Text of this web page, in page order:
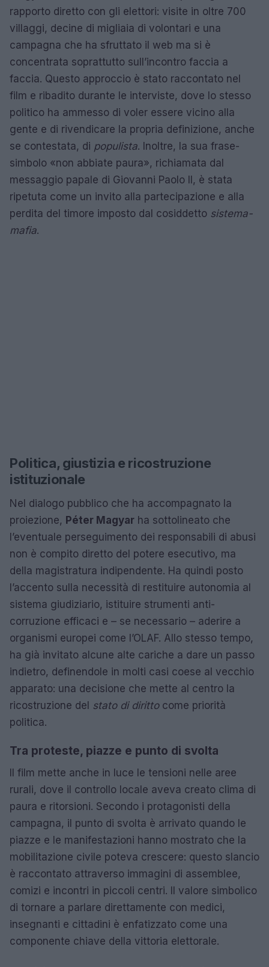
rapporto diretto con gli elettori: visite in oltre 700
villaggi, decine di migliaia di volontari e una
campagna che ha sfruttato il web ma si è
concentrata soprattutto sull’incontro faccia a
faccia. Questo approccio è stato raccontato nel
film e ribadito durante le interviste, dove lo stesso
politico ha ammesso di voler essere vicino alla
gente e di rivendicare la propria definizione, anche
se contestata, di populista. Inoltre, la sua frase-
simbolo «non abbiate paura», richiamata dal
messaggio papale di Giovanni Paolo II, è stata
ripetuta come un invito alla partecipazione e alla
perdita del timore imposto dal cosiddetto sistema-
mafia.
Politica, giustizia e ricostruzione
istituzionale
Nel dialogo pubblico che ha accompagnato la
proiezione, Péter Magyar ha sottolineato che
l’eventuale perseguimento dei responsabili di abusi
non è compito diretto del potere esecutivo, ma
della magistratura indipendente. Ha quindi posto
l’accento sulla necessità di restituire autonomia al
sistema giudiziario, istituire strumenti anti-
corruzione efficaci e – se necessario – aderire a
organismi europei come l’OLAF. Allo stesso tempo,
ha già invitato alcune alte cariche a dare un passo
indietro, definendole in molti casi coese al vecchio
apparato: una decisione che mette al centro la
ricostruzione del stato di dirittocome priorità
politica.
Tra proteste, piazze e punto di svolta
Il film mette anche in luce le tensioni nelle aree
rurali, dove il controllo locale aveva creato clima di
paura e ritorsioni. Secondo i protagonisti della
campagna, il punto di svolta è arrivato quando le
piazze e le manifestazioni hanno mostrato che la
mobilitazione civile poteva crescere: questo slancio
è raccontato attraverso immagini di assemblee,
comizi e incontri in piccoli centri. Il valore simbolico
di tornare a parlare direttamente con medici,
insegnanti e cittadini è enfatizzato come una
componente chiave della vittoria elettorale.